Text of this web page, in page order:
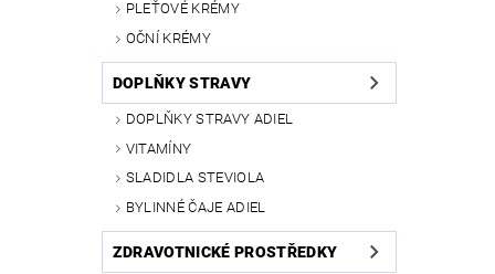
PLEŤOVÉ KRÉMY
OČNÍ KRÉMY
DOPLŇKY STRAVY
DOPLŇKY STRAVY ADIEL
VITAMÍNY
SLADIDLA STEVIOLA
BYLINNÉ ČAJE ADIEL
ZDRAVOTNICKÉ PROSTŘEDKY